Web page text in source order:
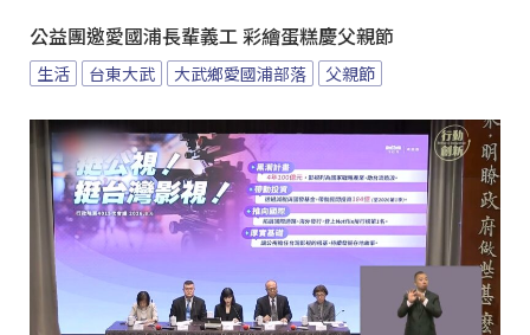
公益團邀愛國浦長輩義工 彩繪蛋糕慶父親節
生活 台東大武 大武鄉愛國浦部落 父親節